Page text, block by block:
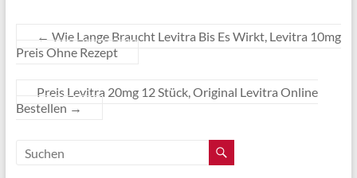
← Wie Lange Braucht Levitra Bis Es Wirkt, Levitra 10mg
Preis Ohne Rezept
Preis Levitra 20mg 12 Stück, Original Levitra Online
Bestellen →